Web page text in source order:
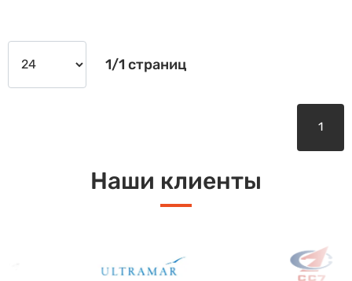
1/1 страниц
1
Наши клиенты